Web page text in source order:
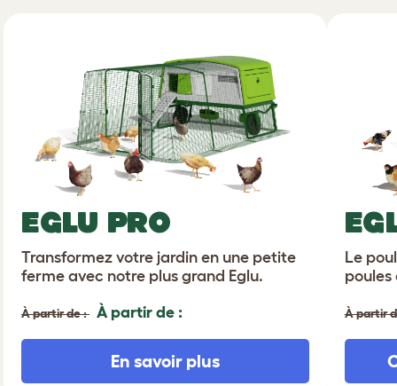
EGLU PRO
Transformez votre jardin en une petite
ferme avec notre plus grand Eglu.
À partir de : À partir de :
En savoir plus
Le
poules
À partir